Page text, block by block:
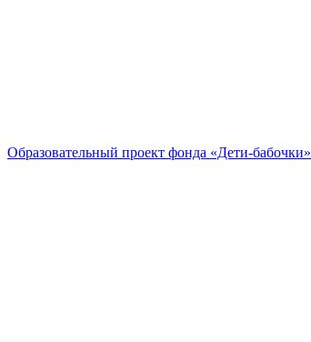
Образовательный проект фонда «Дети-бабочки»